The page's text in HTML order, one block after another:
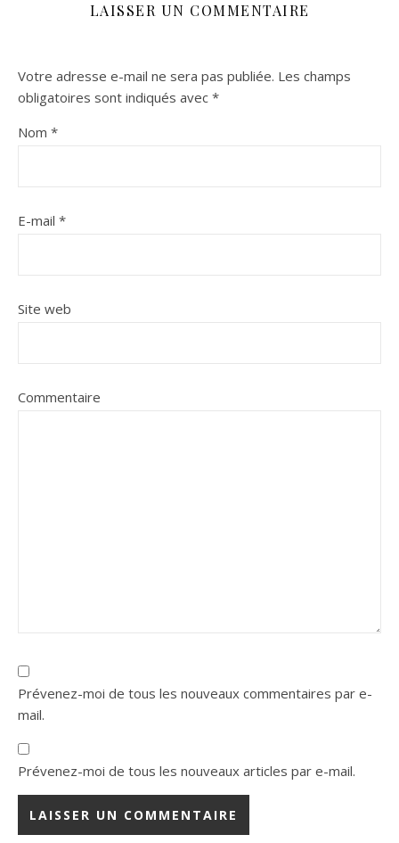
LAISSER UN COMMENTAIRE
Votre adresse e-mail ne sera pas publiée. Les champs
obligatoires sont indiqués avec *
Nom *
E-mail *
Site web
Commentaire
Prévenez-moi de tous les nouveaux commentaires par e-
mail.
Prévenez-moi de tous les nouveaux articles par e-mail.